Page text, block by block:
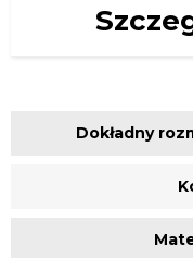
Dokładny